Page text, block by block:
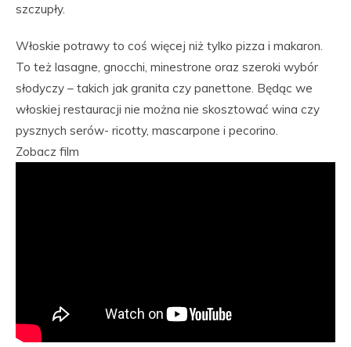
szczupły.
Włoskie potrawy to coś więcej niż tylko pizza i makaron.
To też lasagne, gnocchi, minestrone oraz szeroki wybór
słodyczy – takich jak granita czy panettone. Będąc we
włoskiej restauracji nie można nie skosztować wina czy
pysznych serów- ricotty, mascarpone i pecorino.
Zobacz film